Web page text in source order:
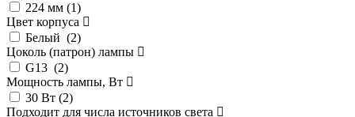
224 мм (1)
Цвет корпуса
Белый (2)
Цоколь (патрон) лампы
G13 (2)
Мощность лампы, Вт
30 Вт (2)
Подходит для числа источников света